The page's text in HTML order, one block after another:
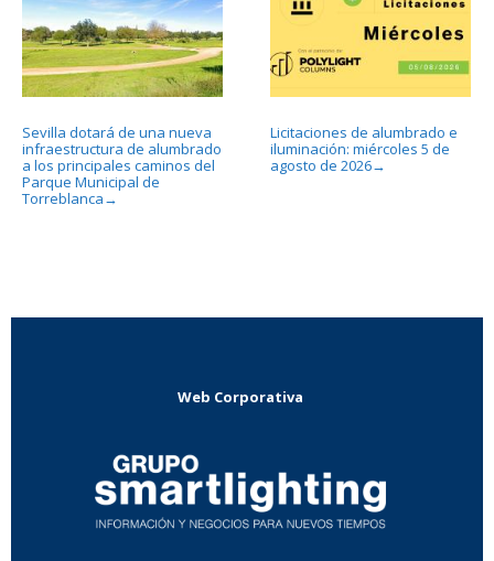
Sevilla dotará de una nueva
infraestructura de alumbrado
a los principales caminos del
Parque Municipal de
Torreblanca →
Licitaciones de alumbrado e
iluminación: miércoles 5 de
agosto de 2026→
Web Corporativa